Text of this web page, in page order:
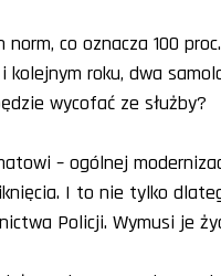
co oznacza 100
roku, dwa
wycofać ze służby?
– ogólnej
I to nie tylko
Policji. Wymusi je